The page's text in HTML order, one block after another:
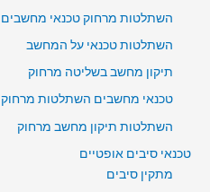
השתלטות מרחוק טכנאי מחשבים
השתלטות טכנאי על המחשב
תיקון מחשב בשליטה מרחוק
טכנאי מחשבים השתלטות מרחוק
השתלטות תיקון מחשב מרחוק
טכנאי סיבים אופטיים
מתקין סיבים